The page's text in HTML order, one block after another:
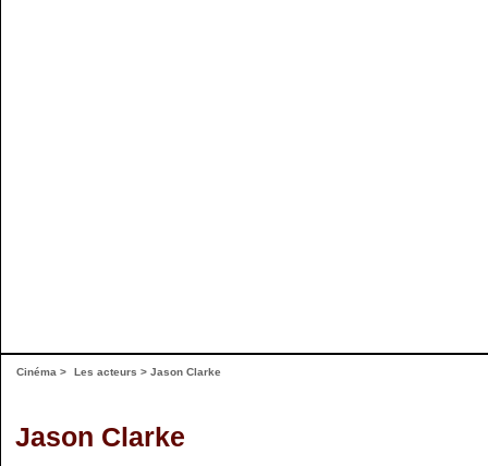
Cinéma > Les acteurs > Jason Clarke
Jason Clarke